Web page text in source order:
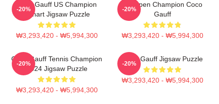
Coco Gauff US Champion
Fanart Jigsaw Puzzle
₩3,293,420 - ₩5,994,300
-20%
US Open Champion Coco
Gauff
₩3,293,420 - ₩5,994,300
-20%
Coco Gauff Tennis Champion
2024 Jigsaw Puzzle
₩3,293,420 - ₩5,994,300
-20%
Coco Gauff Jigsaw Puzzle
₩3,293,420 - ₩5,994,300
-20%